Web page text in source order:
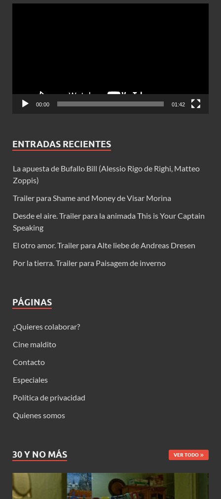
00:00 01:42
ENTRADAS RECIENTES
La apuesta de Bufallo Bill (Alessio Rigo de Righi, Matteo
Zoppis)
Trailer para Shame and Money de Visar Morina
Desde el aire. Trailer para la animada This is Your Captain
Speaking
El otro amor. Trailer para Alte liebe de Andreas Dresen
Por la tierra. Trailer para Paisagem de inverno
PÁGINAS
¿Quieres colaborar?
Cine maldito
Contacto
Especiales
Política de privacidad
Quienes somos
30 Y NO MÁS VER TODO